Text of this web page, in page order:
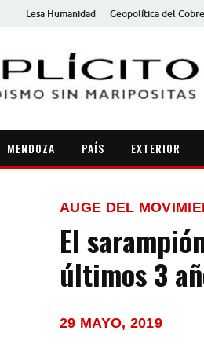
Lesa Humanidad Geopolítica del Cobre
MENDOZA PAÍS EXTERIOR
AUGE DEL
El
últimos 3
29 MAYO, 2019